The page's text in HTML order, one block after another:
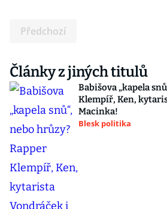
Předchozí
Články z jiných titulů
Babišova „kapela
Klempíř, Ken,
Macinka!
Blesk politika